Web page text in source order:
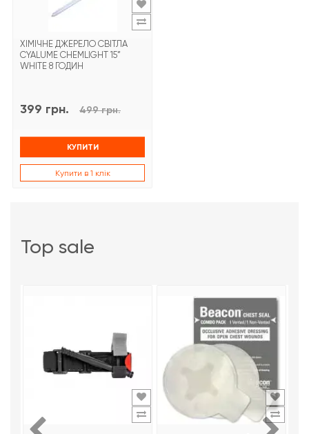
ХІМІЧНЕ ДЖЕРЕЛО СВІТЛА
CYALUME CHEMLIGHT 15”
WHITE 8 ГОДИН
399 грн. 499 грн.
КУПИТИ
Купити в 1 клік
top sale